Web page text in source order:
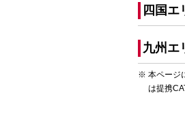
四国エ
九州エ
本ページ
は提携